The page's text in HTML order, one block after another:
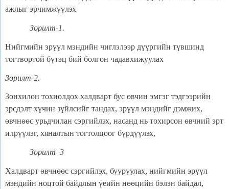
ажлыг эрчимжүүлэх
Зорилт-1.
Нийгмийн эрүүл мэндийн чиглэлээр дүүргийн түвшинд
тогтвортой бүтэц бий болгон чадавхижуулах
Зорилт-2.
Зонхилон тохиолдох халдварт бус өвчин эмгэг тэдгээрийн
эрсдэлт хүчин зүйлсийг тандах, эрүүл мэндийг дэмжих,
өвчнөөс урьдчилан сэргийлэх, насанд нь тохирсон өвчний эрт
илрүүлэг, хяналтын тогтолцоог бүрдүүлэх,
Зорилт 3
Халдварт өвчнөөс сэргийлэх, бууруулах, нийгмийн эрүүл
мэндийн ноцтой байдлын үеийн нөөцийн бэлэн байдал,